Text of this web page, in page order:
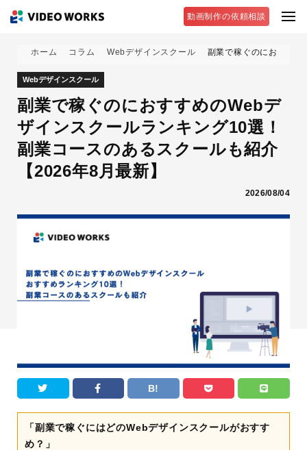
動画制作の依頼相談
ホーム コラム Webデザインスクール 副業で稼ぐのにおすす
Webデザインスクール
副業で稼ぐのにおすすめのWebデ
ザインスクールランキング10選！
副業コースのあるスクールも紹介
【2026年8月最新】
2026/08/04
B!
「副業で稼ぐにはどのWebデザインスクールがおすす
め？」